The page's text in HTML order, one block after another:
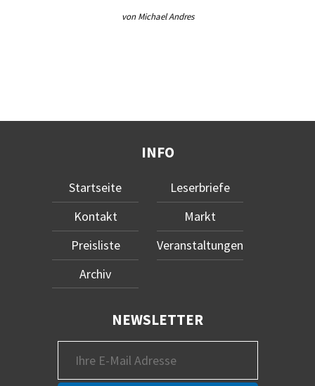
von Michael Andres
INFO
Startseite
Kontakt
Preisliste
Archiv
Leserbriefe
Markt
Veranstaltungen
NEWSLETTER